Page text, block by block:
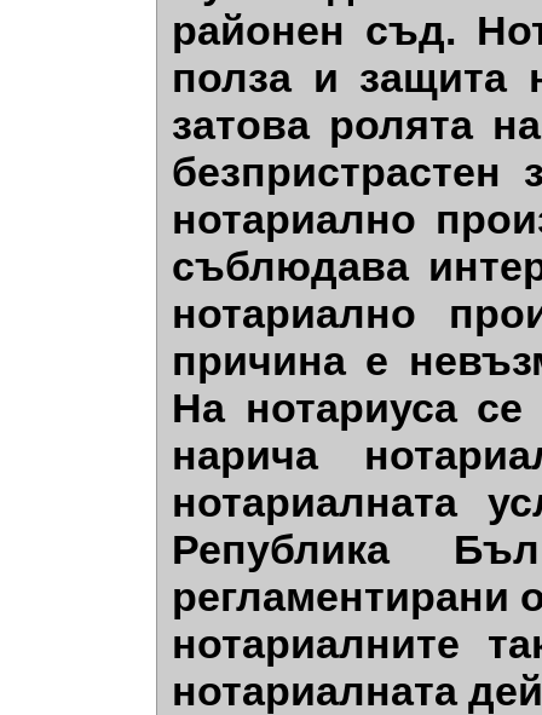
районен съд.
полза и защита
затова ролята
нотариално
съблюдава
нотариално
причина е
На нотариуса
нарича
нотариалната
Република
регламентирани
нотариалните
нотариалната